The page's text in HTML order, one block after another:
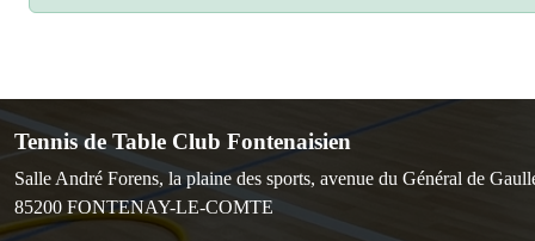
Tennis de Table Club Fontenaisien
Salle André Forens, la plaine des sports, avenue du Général de
85200 FONTENAY-LE-COMTE